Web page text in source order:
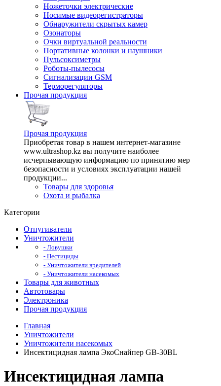
Ножеточки электрические
Носимые видеорегистраторы
Обнаружители скрытых камер
Озонаторы
Очки виртуальной реальности
Портативные колонки и наушники
Пульсоксиметры
Роботы-пылесосы
Сигнализации GSM
Терморегуляторы
Прочая продукция
Прочая продукция
Приобретая товар в нашем интернет-магазине
www.ultrashop.kz вы получите наиболее
исчерпывающую информацию по принятию мер
безопасности и условиях эксплуатации нашей
продукции...
Товары для здоровья
Охота и рыбалка
Категории
Отпугиватели
Уничтожители
- Ловушки
- Пестициды
- Уничтожители вредителей
- Уничтожители насекомых
Товары для животных
Автотовары
Электроника
Прочая продукция
Главная
Уничтожители
Уничтожители насекомых
Инсектицидная лампа ЭкоСнайпер GB-30BL
Инсектицидная лампа